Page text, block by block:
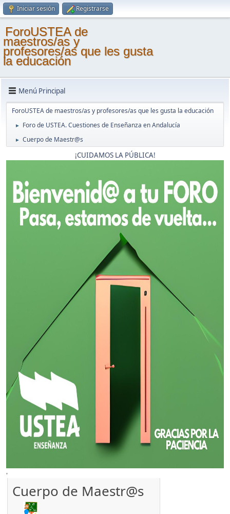
Iniciar sesión Registrarse
ForoUSTEA de
maestros/as y
profesores/as que les gusta
la educación
Menú Principal
ForoUSTEA de maestros/as y profesores/as que les gusta la educación
► Foro de USTEA. Cuestiones de Enseñanza en Andalucía
► Cuerpo de Maestr@s
¡CUIDAMOS LA PÚBLICA!
'
Cuerpo de Maestr@s